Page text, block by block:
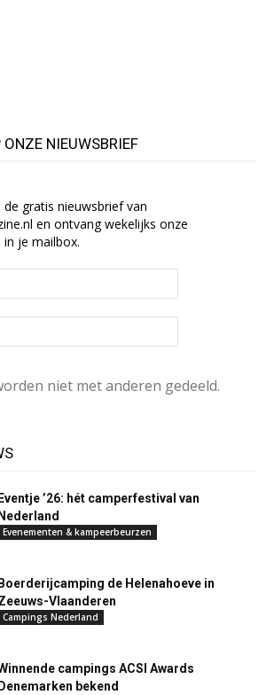
NIEUWSBRIEF
gratis nieuwsbrief van
en ontvang wekelijks onze
je mailbox.
niet met anderen gedeeld.
Eventje ’26: hét camperfestival van
Nederland
Evenementen & kampeerbeurzen
Boerderijcamping de Helenahoeve in
Vlaanderen
Campings Nederland
campings ACSI Awards
Denemarken bekend